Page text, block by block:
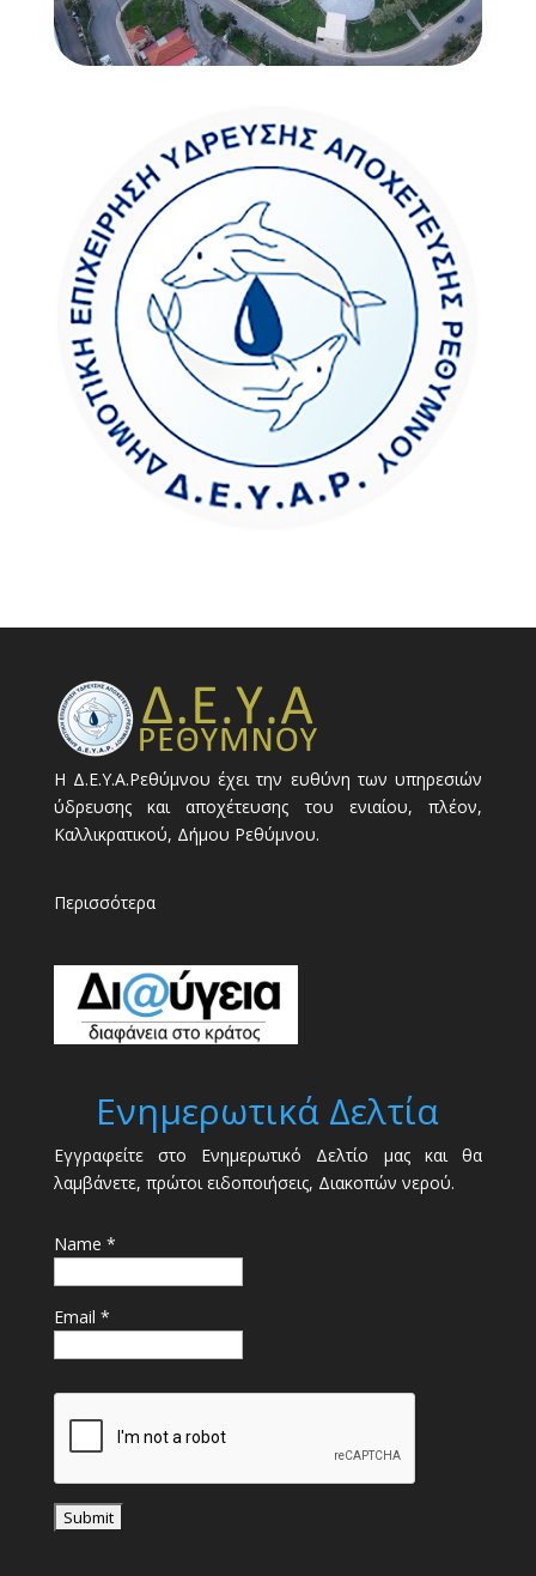
Η Δ.Ε.Υ.Α.Ρεθύμνου έχει την ευθύνη των υπηρεσιών
ύδρευσης και αποχέτευσης του ενιαίου, πλέον,
Καλλικρατικού, Δήμου Ρεθύμνου.
Περισσότερα
Ενημερωτικά Δελτία
Εγγραφείτε στο Ενημερωτικό Δελτίο μας και θα
λαμβάνετε, πρώτοι ειδοποιήσεις, Διακοπών νερού.
Name *
Email *